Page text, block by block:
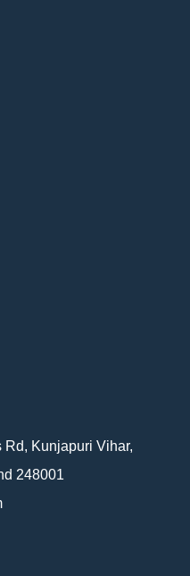
Rd, Kunjapuri Vihar,
248001